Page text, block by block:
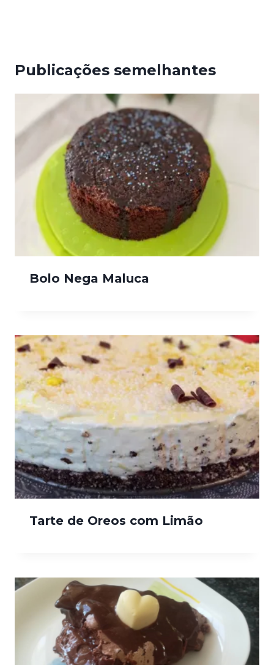
Publicações semelhantes
Bolo Nega Maluca
Tarte de Oreos com Limão